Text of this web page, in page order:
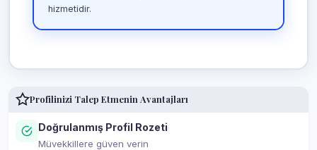
hizmetidir.
Profilinizi Talep Etmenin Avantajları
Doğrulanmış Profil Rozeti
Müvekkillere güven verin